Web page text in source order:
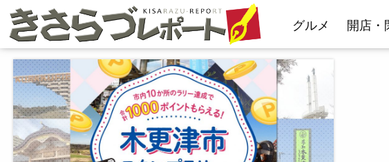
テ
グルメ 開店・